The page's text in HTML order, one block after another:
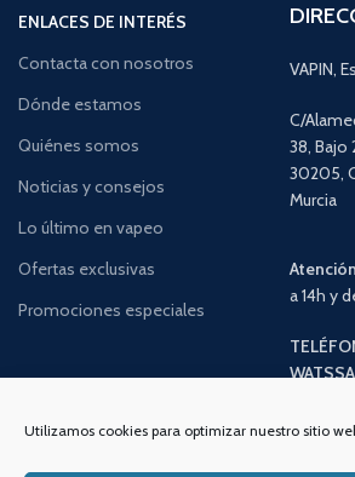
Utilizamos cookies para optimizar nuestro sitio
ENLACES DE INTERÉS
Contacta con nosotros
Dónde estamos
Quiénes somos
Noticias y consejos
Lo último en vapeo
Ofertas exclusivas
Promociones especiales
VAPIN,
C/
38, Bajo
30205,
Murcia
a 14h y